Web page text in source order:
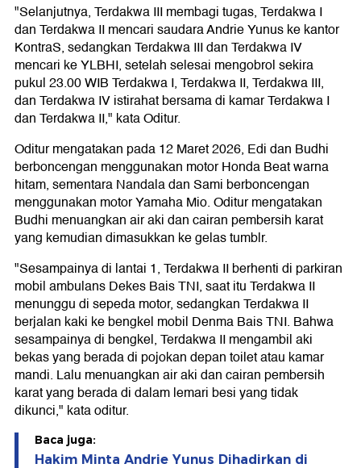
"Selanjutnya, Terdakwa III membagi tugas, Terdakwa I
dan Terdakwa II mencari saudara Andrie Yunus ke kantor
KontraS, sedangkan Terdakwa III dan Terdakwa IV
mencari ke YLBHI, setelah selesai mengobrol sekira
pukul 23.00 WIB Terdakwa I, Terdakwa II, Terdakwa III,
dan Terdakwa IV istirahat bersama di kamar Terdakwa I
dan Terdakwa II," kata Oditur.
Oditur mengatakan pada 12 Maret 2026, Edi dan Budhi
berboncengan menggunakan motor Honda Beat warna
hitam, sementara Nandala dan Sami berboncengan
menggunakan motor Yamaha Mio. Oditur mengatakan
Budhi menuangkan air aki dan cairan pembersih karat
yang kemudian dimasukkan ke gelas tumblr.
"Sesampainya di lantai 1, Terdakwa II berhenti di parkiran
mobil ambulans Dekes Bais TNI, saat itu Terdakwa II
menunggu di sepeda motor, sedangkan Terdakwa II
berjalan kaki ke bengkel mobil Denma Bais TNI. Bahwa
sesampainya di bengkel, Terdakwa II mengambil aki
bekas yang berada di pojokan depan toilet atau kamar
mandi. Lalu menuangkan air aki dan cairan pembersih
karat yang berada di dalam lemari besi yang tidak
dikunci," kata oditur.
Baca juga:
Hakim Minta Andrie Yunus Dihadirkan di